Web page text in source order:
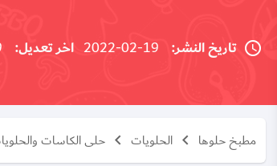
تاريخ النشر: 19-02-2022 اخر تعديل:
مطبخ حلوها الحلويات حلى الكاسات